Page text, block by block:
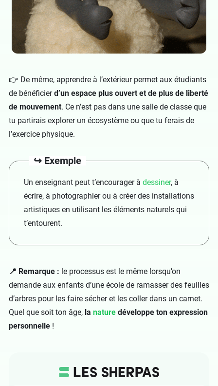
👉 De même, apprendre à l’extérieur permet aux étudiants
de bénéficierd’un espace plus ouvert et de plus de liberté
de mouvement. Ce n’est pas dans une salle de classe que
tu partirais explorer un écosystème ou que tu ferais de
l’exercice physique.
↪️ Exemple
Un enseignant peut t’encourager à dessiner, à
écrire, à photographier ou à créer des installations
artistiques en utilisant les éléments naturels qui
t’entourent.
📍 Remarque : le processus est le même lorsqu’on
demande aux enfants d’une école de ramasser des feuilles
d’arbres pour les faire sécher et les coller dans un carnet.
Quel que soit ton âge, la nature développe ton expression
personnelle !